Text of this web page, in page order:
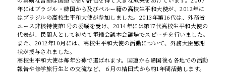
年にはブラジル・韓国から及びペルー籍の高校生平和大使が、2012年に
はブラジルの高校生平和大使が参加しました。2013年第16代は、外務省
ユース非核特使第1号の委嘱を受け、2014年には第17代高校生平和大使の
代表が、民間人として初めて軍縮会議本会議場でスピーチを行いました。
また、2012年10月には、高校生平和大使の活動について、外務大臣感謝
状が授与されました。
高校生平和大使は毎年公募で選ばれます。国連から帰国後も各地での活動
報告や修学旅行生との交流など、６月の結団式から約1年間活動します。